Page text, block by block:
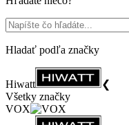
Hladať podľa značky
Hiwatt
❮
Všetky značky
VOX